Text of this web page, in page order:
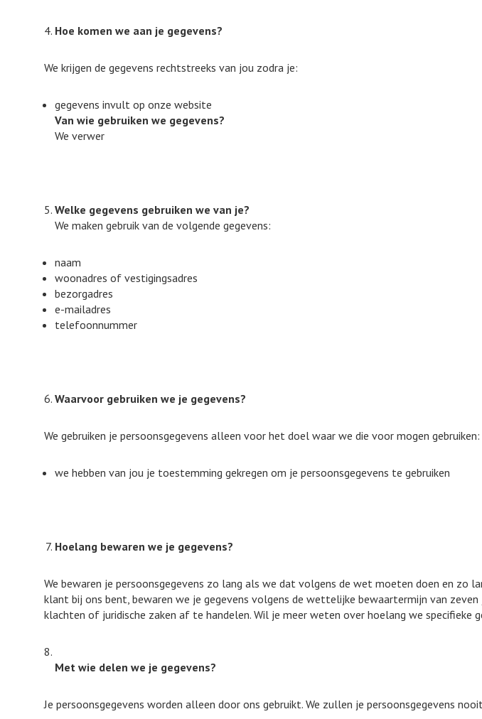
Hoe komen we aan je gegevens?
We krijgen de gegevens rechtstreeks van jou zodra je:
gegevens invult op onze website
Van wie gebruiken we gegevens?
We verwer
Welke gegevens gebruiken we van je?
We maken gebruik van de volgende gegevens:
naam
woonadres of vestigingsadres
bezorgadres
e-mailadres
telefoonnummer
Waarvoor gebruiken we je gegevens?
We gebruiken je persoonsgegevens alleen voor het doel waar we die voor mogen gebruiken:
we hebben van jou je toestemming gekregen om je persoonsgegevens te gebruiken
Hoelang bewaren we je gegevens?
We bewaren je persoonsgegevens zo lang als we dat volgens de wet moeten doen en zo
klant bij ons bent, bewaren we je gegevens volgens de wettelijke bewaartermijn van
klachten of juridische zaken af te handelen. Wil je meer weten over hoelang we specifieke
Met wie delen we je gegevens?
Je persoonsgegevens worden alleen door ons gebruikt. We zullen je persoonsgegevens